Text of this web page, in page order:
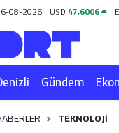
08-2026 USD 47,6006
Gündem
TEKNOLOJI
ve Fikstür